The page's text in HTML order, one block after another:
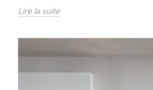
Lire la suite